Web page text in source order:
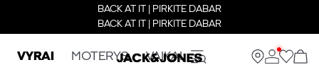
BACK AT IT | PIRKITE DABAR
BACK AT IT | PIRKITE DABAR
VYRAI MOTERYS VAIKAI